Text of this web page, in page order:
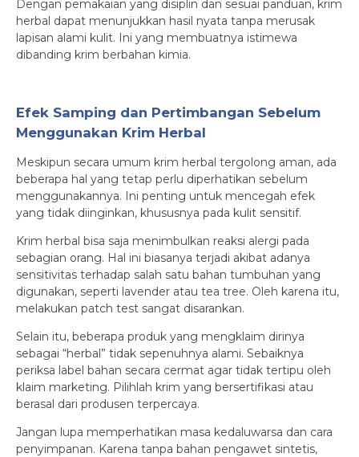
Dengan pemakaian yang disiplin dan sesuai panduan, krim
herbal dapat menunjukkan hasil nyata tanpa merusak
lapisan alami kulit. Ini yang membuatnya istimewa
dibanding krim berbahan kimia.
Efek Samping dan Pertimbangan Sebelum
Menggunakan Krim Herbal
Meskipun secara umum krim herbal tergolong aman, ada
beberapa hal yang tetap perlu diperhatikan sebelum
menggunakannya. Ini penting untuk mencegah efek
yang tidak diinginkan, khususnya pada kulit sensitif.
Krim herbal bisa saja menimbulkan reaksi alergi pada
sebagian orang. Hal ini biasanya terjadi akibat adanya
sensitivitas terhadap salah satu bahan tumbuhan yang
digunakan, seperti lavender atau tea tree. Oleh karena itu,
melakukan patch test sangat disarankan.
Selain itu, beberapa produk yang mengklaim dirinya
sebagai “herbal” tidak sepenuhnya alami. Sebaiknya
periksa label bahan secara cermat agar tidak tertipu oleh
klaim marketing. Pilihlah krim yang bersertifikasi atau
berasal dari produsen terpercaya.
Jangan lupa memperhatikan masa kedaluwarsa dan cara
penyimpanan. Karena tanpa bahan pengawet sintetis,